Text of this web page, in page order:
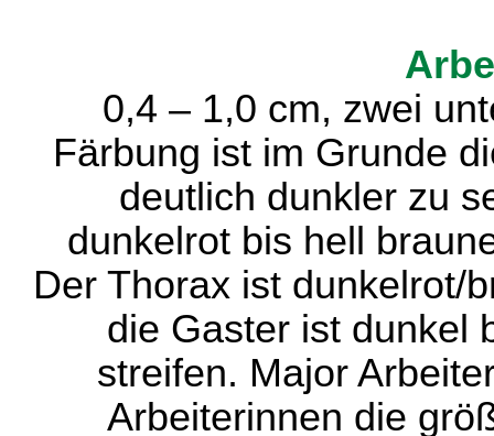
0,4 – 1,0 cm, zwei
Färbung ist im Grunde
deutlich dunkler zu
dunkelrot bis hell
Der Thorax ist dunkelrot/
die Gaster ist dunkel
streifen. Major
Arbeiterinnen die